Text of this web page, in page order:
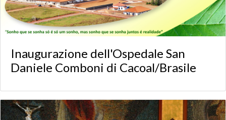
Inaugurazione dell'Ospedale San
Daniele Comboni di Cacoal/Brasile